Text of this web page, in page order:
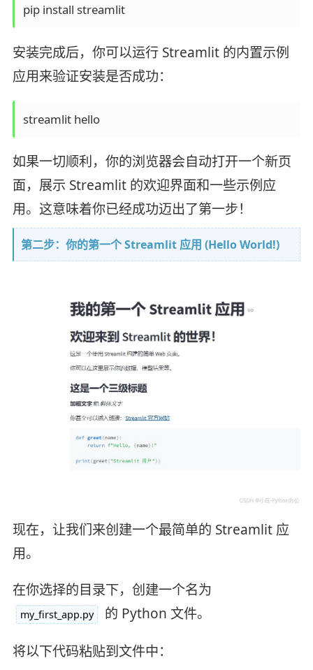
pip install streamlit
安装完成后，你可以运行 Streamlit 的内置示例
应用来验证安装是否成功：
streamlit hello
如果一切顺利，你的浏览器会自动打开一个新页
面，展示 Streamlit 的欢迎界面和一些示例应
用。这意味着你已经成功迈出了第一步！
第二步：你的第一个 Streamlit 应用 (Hello World!)
现在，让我们来创建一个最简单的 Streamlit 应
用。
在你选择的目录下，创建一个名为
my_first_app.py 的 Python 文件。
将以下代码粘贴到文件中：